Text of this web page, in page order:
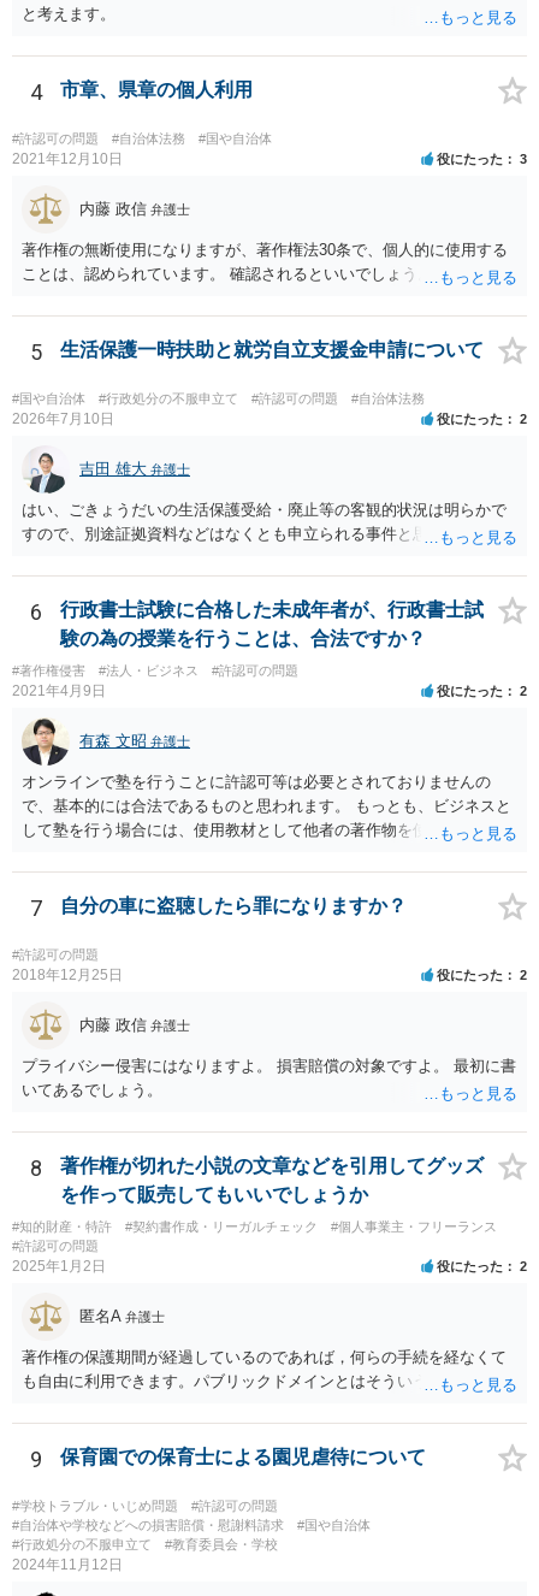
と考えます。
4 市章、県章の個人利用
#許認可の問題 #自治体法務 #国や自治体
2021年12月10日 役にたった 3
内藤 政信 弁護士
著作権の無断使用になりますが、著作権法30条で、個人的に使用する
ことは、認められています。 確認されるといいでしょう。
5 生活保護一時扶助と就労自立支援金申請について
#国や自治体 #行政処分の不服申立て #許認可の問題 #自治体法務
2026年7月10日 役にたった 2
吉田 雄大 弁護士
はい、ごきょうだいの生活保護受給・廃止等の客観的状況は明らかで
すので、別途証拠資料などはなくとも申立られる事件と思います。
6
行政書士試験に合格した未成年者が、行政書士試
験の為の授業を行うことは、合法ですか？
#著作権侵害 #法人・ビジネス #許認可の問題
2021年4月9日 役にたった 2
有森 文昭 弁護士
オンラインで塾を行うことに許認可等は必要とされておりませんの
で、基本的には合法であるものと思われます。 もっとも、ビジネスと
して塾を行う場合には、使用教材として他者の著作物を使用しないこ
護士にご相談いただきながら進めていただいた方が安心であるように
思います。
7 自分の車に盗聴したら罪になりますか？
#許認可の問題
2018年12月25日 役にたった 2
内藤 政信 弁護士
プライバシー侵害にはなりますよ。 損害賠償の対象ですよ。 最初に書
いてあるでしょう。
8
著作権が切れた小説の文章などを引用してグッズ
を作って販売してもいいでしょうか
#知的財産・特許 #契約書作成・リーガルチェック
#個人事業主・フリーランス
#許認可の問題
2025年1月2日 役にたった 2
匿名A 弁護士
著作権の保護期間が経過しているのであれば，何らの手続を経なくて
も自由に利用できます。パブリックドメインとはそういう意味です。
9 保育園での保育士による園児虐待について
#学校トラブル・いじめ問題
#許認可の問題
#自治体や学校などへの損害賠償・慰謝料請求
#国や自治体
#行政処分の不服申立て
#教育委員会・学校
2024年11月12日